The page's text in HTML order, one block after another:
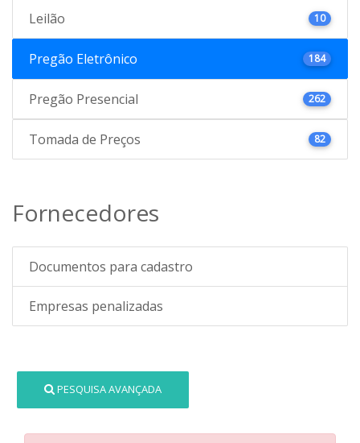
Leilão 10
Pregão Eletrônico 184
Pregão Presencial 262
Tomada de Preços 82
Fornecedores
Documentos para cadastro
Empresas penalizadas
PESQUISA AVANÇADA